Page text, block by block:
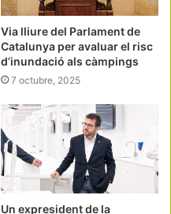
Via lliure del Parlament de
Catalunya per avaluar el risc
d’inundació als càmpings
7 octubre, 2025
Un expresident de la